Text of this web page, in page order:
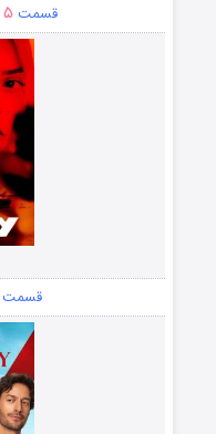
قسمت ۵ (زیرنویس)
قسمت